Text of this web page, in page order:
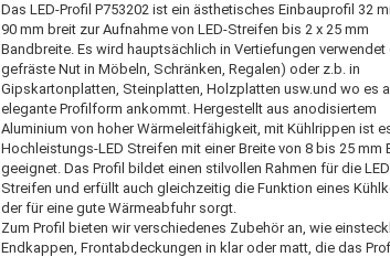
Das LED-Profil P753202 ist ein ästhetisches Einbauprofil 32
90 mm breit zur Aufnahme von LED-Streifen bis 2 x 25 mm
Bandbreite. Es wird hauptsächlich in Vertiefungen verwendet
gefräste Nut in Möbeln, Schränken, Regalen) oder z.b. in
Gipskartonplatten, Steinplatten, Holzplatten usw.und wo es
elegante Profilform ankommt. Hergestellt aus anodisiertem
Aluminium von hoher Wärmeleitfähigkeit, mit Kühlrippen ist
Hochleistungs-LED Streifen mit einer Breite von 8 bis 25 mm
geeignet. Das Profil bildet einen stilvollen Rahmen für die
Streifen und erfüllt auch gleichzeitig die Funktion eines
der für eine gute Wärmeabfuhr sorgt.
Zum Profil bieten wir verschiedenes Zubehör an, wie
Endkappen, Frontabdeckungen in klar oder matt, die das